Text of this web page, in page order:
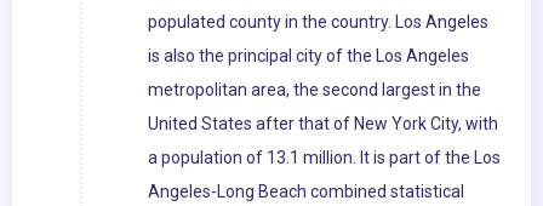
populated county in the country. Los Angeles
is also the principal city of the Los Angeles
metropolitan area, the second largest in the
United States after that of New York City, with
a population of 13.1 million. It is part of the Los
Angeles-Long Beach combined statistical